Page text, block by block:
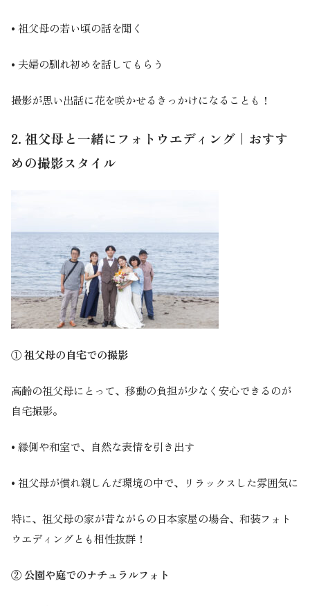
• 祖父母の若い頃の話を聞く
• 夫婦の馴れ初めを話してもらう
撮影が思い出話に花を咲かせるきっかけになることも！
2. 祖父母と一緒にフォトウエディング｜おすす
めの撮影スタイル
① 祖父母の自宅での撮影
高齢の祖父母にとって、移動の負担が少なく安心できるのが
自宅撮影。
• 縁側や和室で、自然な表情を引き出す
• 祖父母が慣れ親しんだ環境の中で、リラックスした雰囲気に
特に、祖父母の家が昔ながらの日本家屋の場合、和装フォト
ウエディングとも相性抜群！
② 公園や庭でのナチュラルフォト